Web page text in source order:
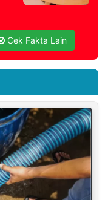
Cek Fakta Lain